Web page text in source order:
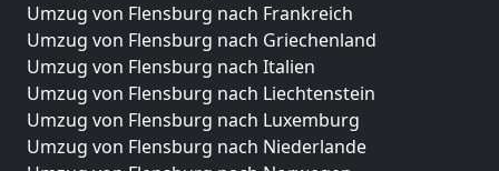
Umzug von Flensburg nach Frankreich
Umzug von Flensburg nach Griechenland
Umzug von Flensburg nach Italien
Umzug von Flensburg nach Liechtenstein
Umzug von Flensburg nach Luxemburg
Umzug von Flensburg nach Niederlande